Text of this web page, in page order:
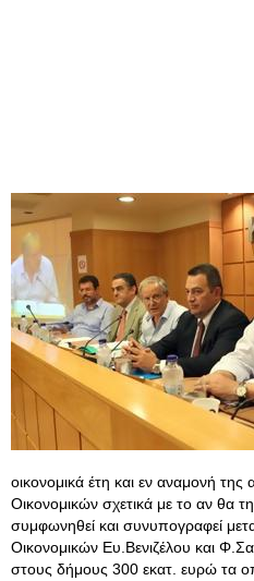
οικονομικά έτη και εν αναμονή
Οικονομικών σχετικά με το αν θα
συμφωνηθεί και συνυπογραφεί
Οικονομικών Ευ.Βενιζέλου και
στους δήμους 300 εκατ. ευρώ τα